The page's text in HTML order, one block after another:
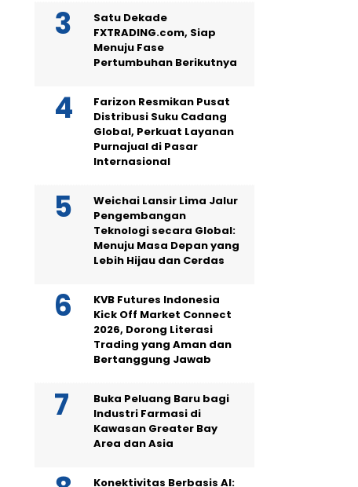
Satu Dekade
FXTRADING.com, Siap
Menuju Fase
Pertumbuhan Berikutnya
Farizon Resmikan Pusat
Distribusi Suku Cadang
Global, Perkuat Layanan
Purnajual di Pasar
Internasional
Weichai Lansir Lima Jalur
Pengembangan
Teknologi secara Global:
Menuju Masa Depan yang
Lebih Hijau dan Cerdas
KVB Futures Indonesia
Kick Off Market Connect
2026, Dorong Literasi
Trading yang Aman dan
Bertanggung Jawab
Buka Peluang Baru bagi
Industri Farmasi di
Kawasan Greater Bay
Area dan Asia
Konektivitas Berbasis AI: